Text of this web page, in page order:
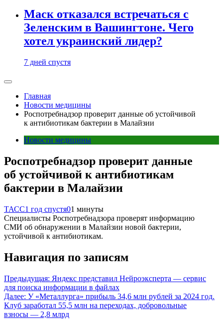
Маск отказался встречаться с
Зеленским в Вашингтоне. Чего
хотел украинский лидер?
7 дней спустя
Главная
Новости медицины
Роспотребнадзор проверит данные об устойчивой
к антибиотикам бактерии в Малайзии
Новости медицины
Роспотребнадзор проверит данные
об устойчивой к антибиотикам
бактерии в Малайзии
ТАСС1 год спустя01 минуты
Специалисты Роспотребнадзора проверят информацию
СМИ об обнаружении в Малайзии новой бактерии,
устойчивой к антибиотикам.
Навигация по записям
Предыдущая: Яндекс представил Нейроэксперта — сервис
для поиска информации в файлах
Далее: У «Металлурга» прибыль 34,6 млн рублей за 2024 год.
Клуб заработал 55,5 млн на переходах, добровольные
взносы — 2,8 млрд